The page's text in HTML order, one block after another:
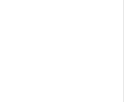
льготников